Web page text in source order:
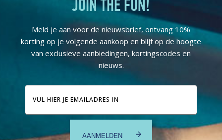
JOIN THE FUN!
Meld je aan voor de nieuwsbrief, ontvang 10%
korting op je volgende aankoop en blijf op de hoogte
van exclusieve aanbiedingen, kortingscodes en
nieuws.
E-
mailadres